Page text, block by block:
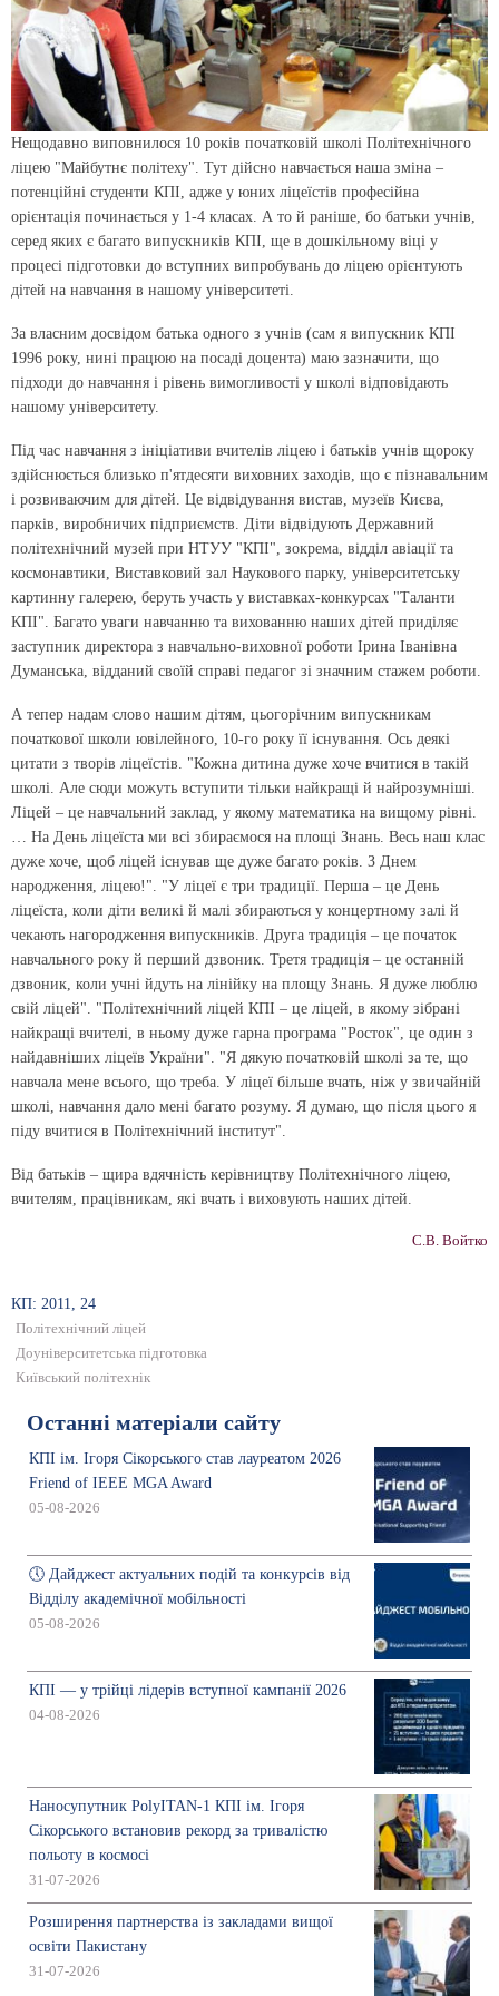
Нещодавно виповнилося 10 років початковій школі Політехнічного
ліцею "Майбутнє політеху". Тут дійсно навчається наша зміна –
потенційні студенти КПІ, адже у юних ліцеїстів професійна
орієнтація починається у 1-4 класах. А то й раніше, бо батьки учнів,
серед яких є багато випускників КПІ, ще в дошкільному віці у
процесі підготовки до вступних випробувань до ліцею орієнтують
дітей на навчання в нашому університеті.
За власним досвідом батька одного з учнів (сам я випускник КПІ
1996 року, нині працюю на посаді доцента) маю зазначити, що
підходи до навчання і рівень вимогливості у школі відповідають
нашому університету.
Під час навчання з ініціативи вчителів ліцею і батьків учнів щороку
здійснюється близько п'ятдесяти виховних заходів, що є пізнавальним
і розвиваючим для дітей. Це відвідування вистав, музеїв Києва,
парків, виробничих підприємств. Діти відвідують Державний
політехнічний музей при НТУУ "КПІ", зокрема, відділ авіації та
космонавтики, Виставковий зал Наукового парку, університетську
картинну галерею, беруть участь у виставках-конкурсах "Таланти
КПІ". Багато уваги навчанню та вихованню наших дітей приділяє
заступник директора з навчально-виховної роботи Ірина Іванівна
Думанська, відданий своїй справі педагог зі значним стажем роботи.
А тепер надам слово нашим дітям, цьогорічним випускникам
початкової школи ювілейного, 10-го року її існування. Ось деякі
цитати з творів ліцеїстів. "Кожна дитина дуже хоче вчитися в такій
школі. Але сюди можуть вступити тільки найкращі й найрозумніші.
Ліцей – це навчальний заклад, у якому математика на вищому рівні.
… На День ліцеїста ми всі збираємося на площі Знань. Весь наш клас
дуже хоче, щоб ліцей існував ще дуже багато років. З Днем
народження, ліцею!". "У ліцеї є три традиції. Перша – це День
ліцеїста, коли діти великі й малі збираються у концертному залі й
чекають нагородження випускників. Друга традиція – це початок
навчального року й перший дзвоник. Третя традиція – це останній
дзвоник, коли учні йдуть на лінійку на площу Знань. Я дуже люблю
свій ліцей". "Політехнічний ліцей КПІ – це ліцей, в якому зібрані
найкращі вчителі, в ньому дуже гарна програма "Росток", це один з
найдавніших ліцеїв України". "Я дякую початковій школі за те, що
навчала мене всього, що треба. У ліцеї більше вчать, ніж у звичайній
школі, навчання дало мені багато розуму. Я думаю, що після цього я
піду вчитися в Політехнічний інститут".
Від батьків – щира вдячність керівництву По­літехнічного ліцею,
вчителям, працівникам, які вчать і виховують наших дітей.
С.В. Войтко
КП: 2011, 24
Політехнічний ліцей
Доуніверситетська підготовка
Київський політехнік
Останні матеріали сайту
КПІ ім. Ігоря Сікорського став лауреатом 2026
Friend of IEEE MGA Award
05-08-2026
🕔 Дайджест актуальних подій та конкурсів від
Відділу академічної мобільності
05-08-2026
КПІ — у трійці лідерів вступної кампанії 2026
04-08-2026
Наносупутник PolyITAN-1 КПІ ім. Ігоря
Сікорського встановив рекорд за тривалістю
польоту в космосі
31-07-2026
Розширення партнерства із закладами вищої
освіти Пакистану
31-07-2026